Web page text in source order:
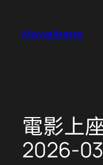
MovieArena
電影上
2026-